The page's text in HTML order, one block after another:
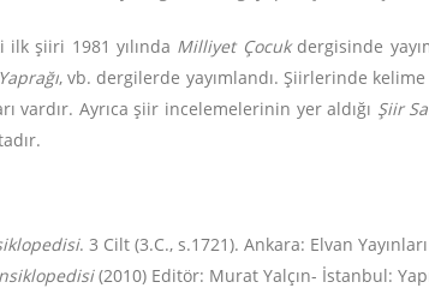
ilk şiiri 1981 yılında Milliyet Çocukdergisinde
, vb. dergilerde yayımlandı. Şiirlerinde kelime
vardır. Ayrıca şiir incelemelerinin yer aldığı Şiir
. 3 Cilt (3.C., s.1721). Ankara: Elvan Yayınları
(2010) Editör: Murat Yalçın- İstanbul: